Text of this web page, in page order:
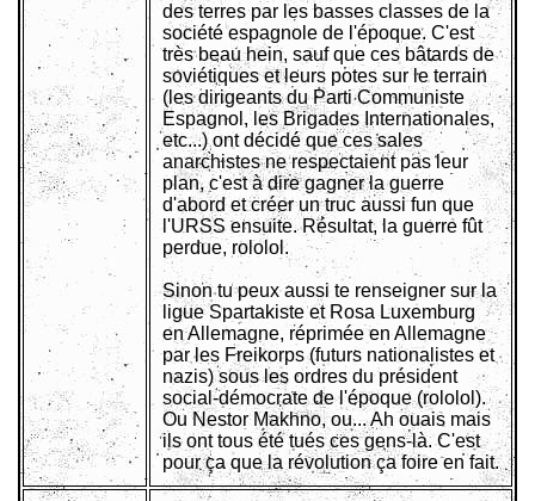
des terres par les basses classes de la
société espagnole de l'époque. C'est
très beau hein, sauf que ces bâtards de
soviétiques et leurs potes sur le terrain
(les dirigeants du Parti Communiste
Espagnol, les Brigades Internationales,
etc...) ont décidé que ces sales
anarchistes ne respectaient pas leur
plan, c'est à dire gagner la guerre
d'abord et créer un truc aussi fun que
l'URSS ensuite. Résultat, la guerre fût
perdue, rololol.
Sinon tu peux aussi te renseigner sur la
ligue Spartakiste et Rosa Luxemburg
en Allemagne, réprimée en Allemagne
par les Freikorps (futurs nationalistes et
nazis) sous les ordres du président
social-démocrate de l'époque (rololol).
Ou Nestor Makhno, ou... Ah ouais mais
ils ont tous été tués ces gens-là. C'est
pour ça que la révolution ça foire en fait.